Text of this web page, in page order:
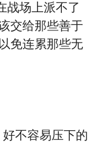
场上派不了
交给那些善于
免连累那些无
不容易压下的